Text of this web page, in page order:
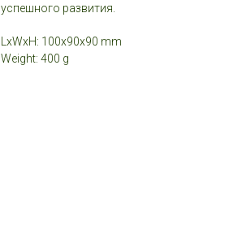
успешного развития.
LxWxH: 100x90x90 mm
Weight: 400 g